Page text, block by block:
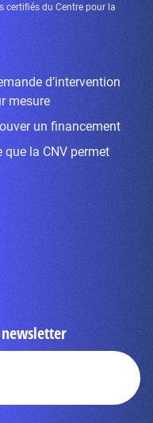
certifiés du Centre pour la
d’intervention
mesure
un financement
que la CNV permet